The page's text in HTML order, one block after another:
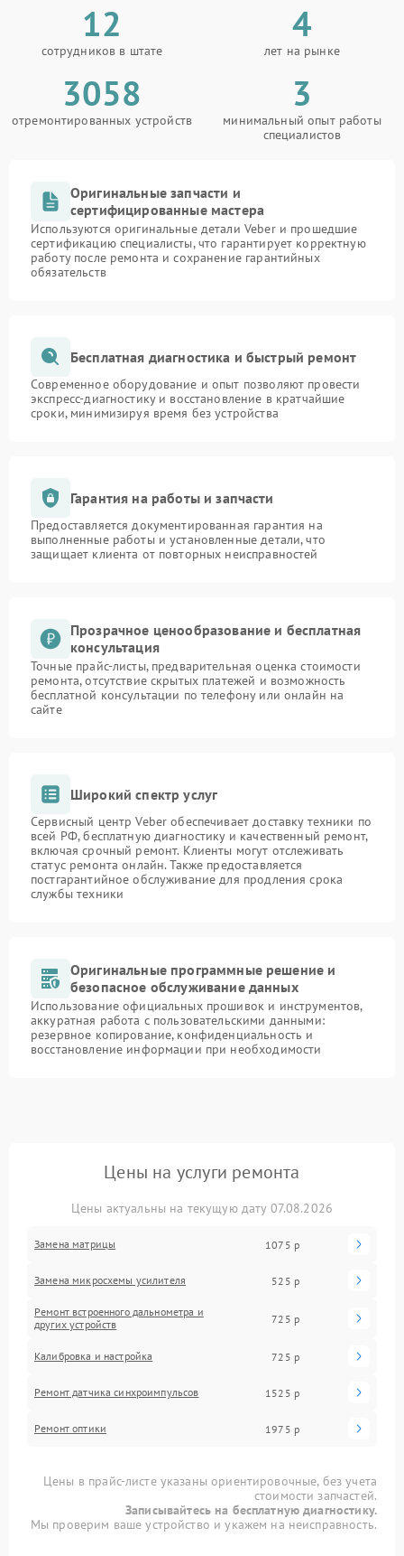
12
сотрудников в штате
4
лет на рынке
3058
отремонтированных устройств
3
минимальный опыт работы
специалистов
Оригинальные запчасти и
сертифицированные мастера
Используются оригинальные детали Veber и прошедшие
сертификацию специалисты, что гарантирует корректную
работу после ремонта и сохранение гарантийных
обязательств
Бесплатная диагностика и быстрый ремонт
Современное оборудование и опыт позволяют провести
экспресс-диагностику и восстановление в кратчайшие
сроки, минимизируя время без устройства
Гарантия на работы и запчасти
Предоставляется документированная гарантия на
выполненные работы и установленные детали, что
защищает клиента от повторных неисправностей
Прозрачное ценообразование и бесплатная
консультация
Точные прайс-листы, предварительная оценка стоимости
ремонта, отсутствие скрытых платежей и возможность
бесплатной консультации по телефону или онлайн на
сайте
Широкий спектр услуг
Сервисный центр Veber обеспечивает доставку техники по
всей РФ, бесплатную диагностику и качественный ремонт,
включая срочный ремонт. Клиенты могут отслеживать
статус ремонта онлайн. Также предоставляется
постгарантийное обслуживание для продления срока
службы техники
Оригинальные программные решение и
безопасное обслуживание данных
Использование официальных прошивок и инструментов,
аккуратная работа с пользовательскими данными:
резервное копирование, конфиденциальность и
восстановление информации при необходимости
Цены на услуги ремонта
Цены актуальны на текущую дату 07.08.2026
Замена матрицы 1075 р
Замена микросхемы усилителя 525 р
Ремонт встроенного дальнометра и
других устройств
725 р
Калибровка и настройка 725 р
Ремонт датчика синхроимпульсов 1525 р
Ремонт оптики 1975 р
Цены в прайс-листе указаны ориентировочные, без учета
стоимости запчастей.
Записывайтесь на бесплатную диагностику.
Мы проверим ваше устройство и укажем на неисправность.